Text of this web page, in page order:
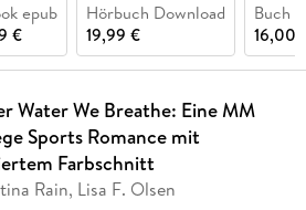
epub
€
Hörbuch Download
19,99 €
Buch
16,00
Water We Breathe: Eine MM
Sports Romance mit
Farbschnitt
Rain, Lisa F. Olsen